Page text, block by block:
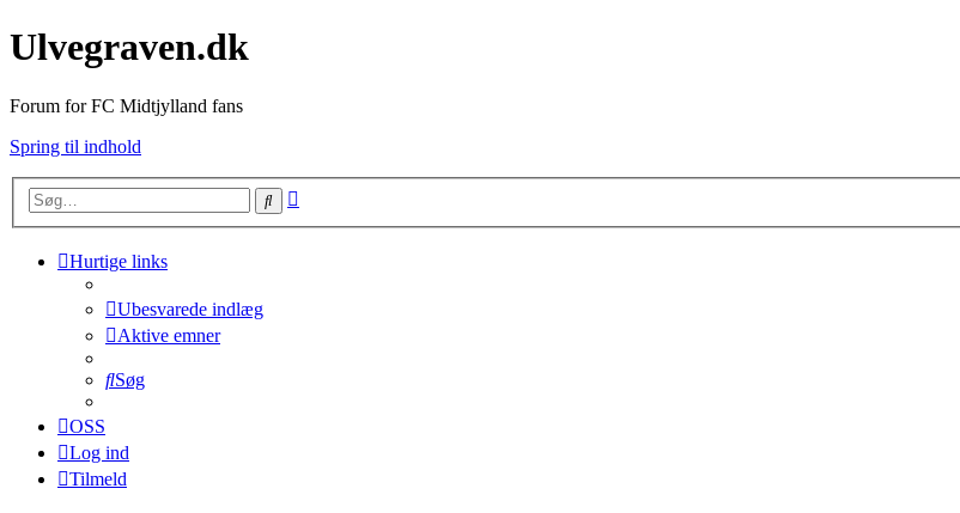
Ulvegraven.dk
Forum for FC Midtjylland fans
Spring til indhold
Søg
Hurtige links
Ubesvarede indlæg
Aktive emner
Søg
OSS
Log ind
Tilmeld